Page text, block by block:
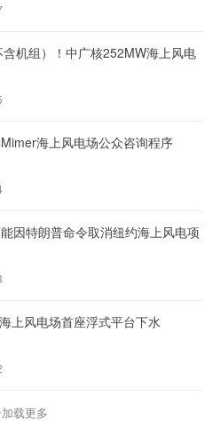
机组）！中广核252MW海上风电
海上风电场公众咨询程序
因特朗普命令取消纽约海上风电项
上风电场首座浮式平台下水
载更多